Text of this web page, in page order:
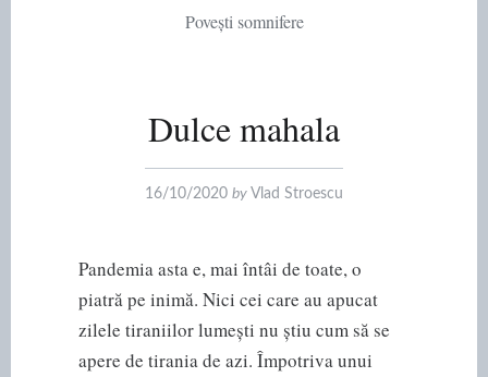
Povești somnifere
Dulce mahala
16/10/2020 by Vlad Stroescu
Pandemia asta e, mai întâi de toate, o
piatră pe inimă. Nici cei care au apucat
zilele tiraniilor lumești nu știu cum să se
apere de tirania de azi. Împotriva unui